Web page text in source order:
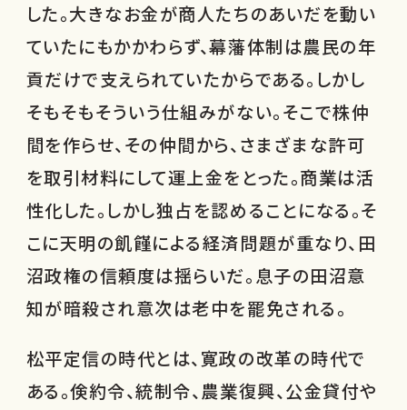
した。大きなお金が商人たちのあいだを動い
ていたにもかかわらず、幕藩体制は農民の年
貢だけで支えられていたからである。しかし
そもそもそういう仕組みがない。そこで株仲
間を作らせ、その仲間から、さまざまな許可
を取引材料にして運上金をとった。商業は活
性化した。しかし独占を認めることになる。そ
こに天明の飢饉による経済問題が重なり、田
沼政権の信頼度は揺らいだ。息子の田沼意
知が暗殺され意次は老中を罷免される。
松平定信の時代とは、寛政の改革の時代で
ある。倹約令、統制令、農業復興、公金貸付や